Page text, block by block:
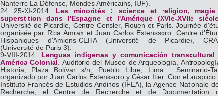
Nanterre La Défense, Mondes Américains, IUF).
24 25-XI-2014.
Les minorités : science et religion,
superstition dans l'Espagne et l'Amérique (XVIe-XVIIe
Université de Picardie, Centre Censier, Rouen et Paris. Journée
organisée par Rica Amran et Juan Carlos Estenssoro. Centre
Hispaniques d'Amiens-CEHA (Université de Picardie),
(Université de Paris 3).
9-VIII-2014.
Lenguas indígenas y comunicación transcultural
América Colonial . Auditorio del Museo de Arqueología,
Historia, Plaza Bolívar s/n, Pueblo Libre, Lima. Seminario-
organizado por Juan Carlos Estenssoro y César Itier. Con el auspicio
Instituto Francés de Estudios Andinos (IFEA), la Agence Nationale
Recherche, el Centre de Recherche et de Documentation